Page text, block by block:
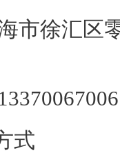
徐汇区
式：
式